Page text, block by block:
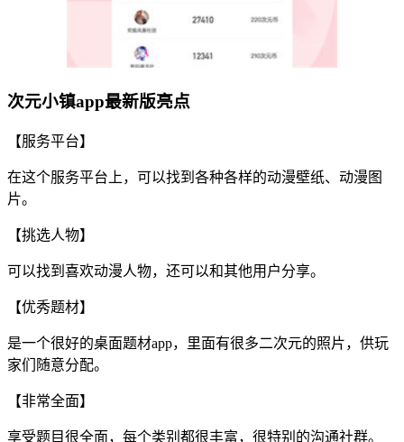
次元小镇app最新版亮点
【服务平台】
在这个服务平台上，可以找到各种各样的动漫壁纸、动漫图
片。
【挑选人物】
可以找到喜欢动漫人物，还可以和其他用户分享。
【优秀题材】
是一个很好的桌面题材app，里面有很多二次元的照片，供玩
家们随意分配。
【非常全面】
享受题目很全面，每个类别都很丰富，很特别的沟通社群。